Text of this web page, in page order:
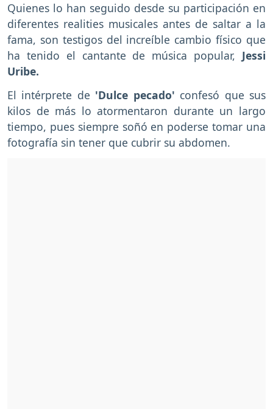
Quienes lo han seguido desde su participación en
diferentes realities musicales antes de saltar a la
fama, son testigos del increíble cambio físico que
ha tenido el cantante de música popular, Jessi
Uribe.
El intérprete de 'Dulce pecado' confesó que sus
kilos de más lo atormentaron durante un largo
tiempo, pues siempre soñó en poderse tomar una
fotografía sin tener que cubrir su abdomen.